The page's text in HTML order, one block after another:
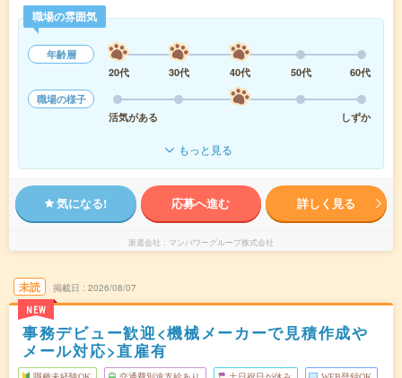
職場の雰囲気
年齢層
20代
30代 40代 50代
60代
職場の様子
活気がある
しずか
もっと見る
気になる! 応募へ進む 詳しく見る
派遣会社 マンパワーグループ株式会社
未読
NEW
掲載日 2026/08/07
事務デビュー歓迎<機械メーカーで見積作成や
メール対応>直雇有
職種未経験OK 交通費別途支給あり 土日祝日が休み WEB登録OK